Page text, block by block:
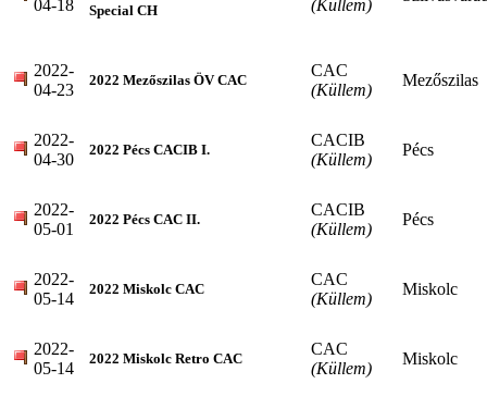
04-18
Special CH
(Küllem)
2022-
04-23
2022 Mezőszilas ÖV CAC
CAC
(Küllem)
Mezőszilas
2022-
04-30
2022 Pécs CACIB I.
CACIB
(Küllem)
Pécs
2022-
05-01
2022 Pécs CAC II.
CACIB
(Küllem)
Pécs
2022-
05-14
2022 Miskolc CAC
CAC
(Küllem)
Miskolc
2022-
05-14
2022 Miskolc Retro CAC
CAC
(Küllem)
Miskolc